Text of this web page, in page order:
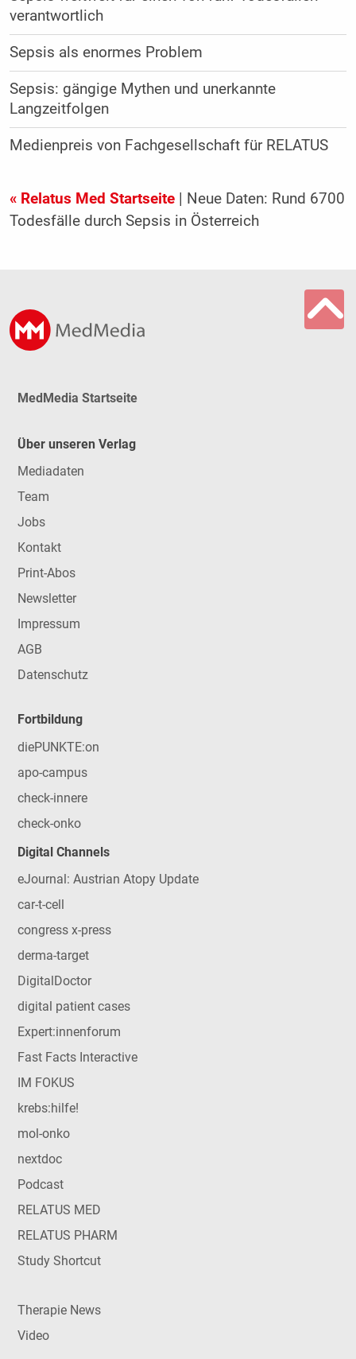
verantwortlich
Sepsis als enormes Problem
Sepsis: gängige Mythen und unerkannte
Langzeitfolgen
Medienpreis von Fachgesellschaft für RELATUS
« Relatus Med Startseite| Neue Daten: Rund 6700
Todesfälle durch Sepsis in Österreich
MedMedia Startseite
Über unseren Verlag
Mediadaten
Team
Jobs
Kontakt
Print-Abos
Newsletter
Impressum
AGB
Datenschutz
Fortbildung
diePUNKTE:on
apo-campus
check-innere
check-onko
Digital Channels
eJournal: Austrian Atopy Update
car-t-cell
congress x-press
derma-target
DigitalDoctor
digital patient cases
Expert:innenforum
Fast Facts Interactive
IM FOKUS
krebs:hilfe!
mol-onko
nextdoc
Podcast
RELATUS MED
RELATUS PHARM
Study Shortcut
Therapie News
Video